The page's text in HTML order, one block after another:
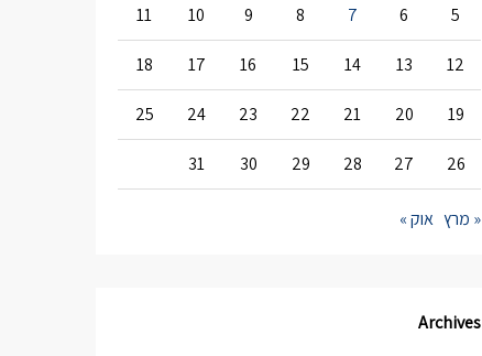
5
6
7
8
9
10
11
12
13
14
15
16
17
18
19
20
21
22
23
24
25
26
27
28
29
30
31
« מרץ אוק »
Archives